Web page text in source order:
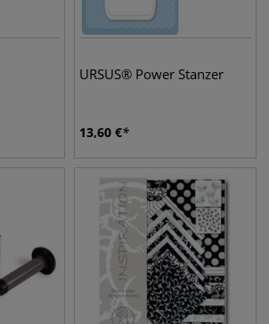
URSUS® Power Stanzer
13,60 €